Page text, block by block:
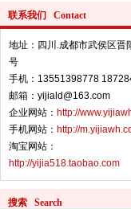
联系我们 Contact
地址：四川.成都市武侯区晋
号
手机：13551398778
邮箱：yijiald@163.com
企业网站： http://
手机网站： http://
淘宝网站：
http://yijia518.taobao.com
搜索 Search